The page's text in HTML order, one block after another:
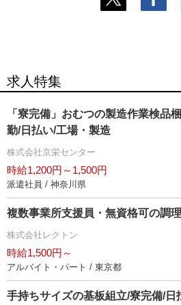
求人特集
「寮完備」おむつの製造作業検品
勤/日払い/工場・製造
株式会社京栄センター
時給1,200円～1,500円
派遣社員 / 神奈川県
複数事業所支援員・無資格可の調
株式会社レクトン
時給1,500円～
アルバイト・パート / 東京都
手持ちサイズの基板組立/寮完備/日